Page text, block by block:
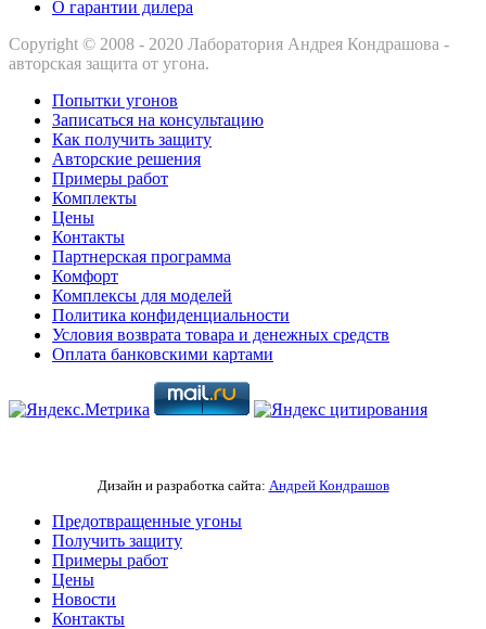
О гарантии дилера
Copyright © 2008 - 2020 Лаборатория Андрея Кондрашова -
авторская защита от угона.
Попытки угонов
Записаться на консультацию
Как получить защиту
Авторские решения
Примеры работ
Комплекты
Цены
Контакты
Партнерская программа
Комфорт
Комплексы для моделей
Политика конфиденциальности
Условия возврата товара и денежных средств
Оплата банковскими картами
Дизайн и разработка сайта: Андрей Кондрашов
Предотвращенные угоны
Получить защиту
Примеры работ
Цены
Новости
Контакты